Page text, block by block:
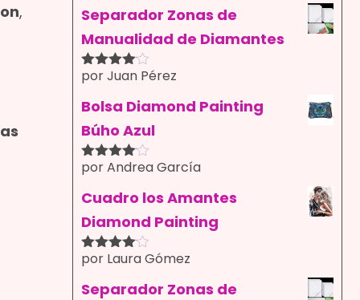
,
5
Separador Zonas de
Manualidad de Diamantes
Valorado
5
por Juan Pérez
Bolsa Diamond Painting
Búho Azul
Valorado
5
por Andrea García
Cuadro los Amantes
Diamond Painting
Valorado
5
por Laura Gómez
Separador Zonas de